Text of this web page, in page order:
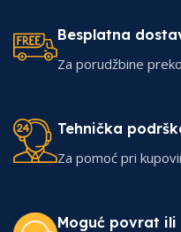
Besplatna
Za porudžbine
Tehnička
Za pomoć pri
Moguć povrat ili